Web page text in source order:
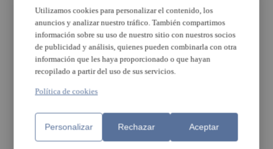
de actividades
La incidencia
acumulada desciende
1.000 puntos en una
La incidencia
acumulada en l’Horta
baja a niveles de antes
Utilizamos cookies para personalizar el contenido, los
anuncios y analizar nuestro tráfico. También compartimos
información sobre su uso de nuestro sitio con nuestros socios
de publicidad y análisis, quienes pueden combinarla con otra
información que les haya proporcionado o que hayan
recopilado a partir del uso de sus servicios.
Política de cookies
Personalizar Rechazar Aceptar